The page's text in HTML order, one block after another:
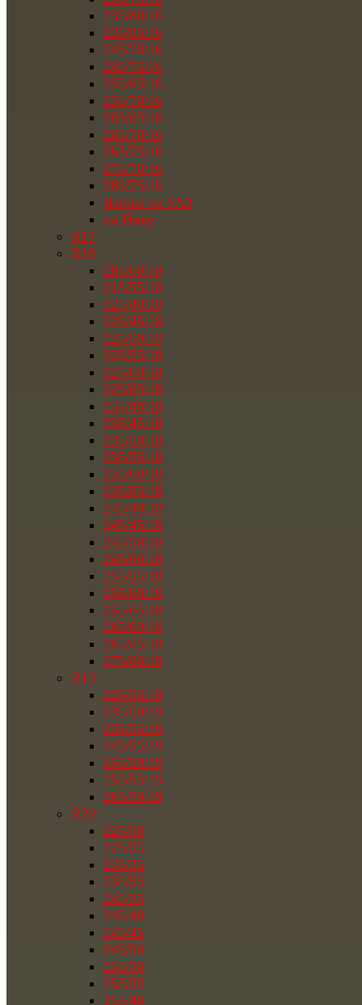
235/80/16
235/85/16
245/70/16
245/75/16
255/65/16
255/70/16
265/65/16
265/70/16
265/75/16
275/70/16
285/75/16
Шины на УАЗ
на Ниву
R17
R18
285/60/18
215/55/18
225/40/18
225/45/18
225/50/18
225/55/18
225/60/18
225/65/18
235/40/18
235/45/18
235/50/18
235/55/18
235/60/18
235/65/18
245/40/18
245/45/18
245/50/18
245/60/18
255/55/18
255/60/18
255/65/18
265/60/18
265/65/18
275/60/18
R19
225/55/19
235/50/19
235/55/19
245/55/19
255/50/19
255/55/19
265/50/19
R20
225/50
225/55
235/35
235/55
245/35
245/40
245/45
245/50
255/30
255/35
255/40